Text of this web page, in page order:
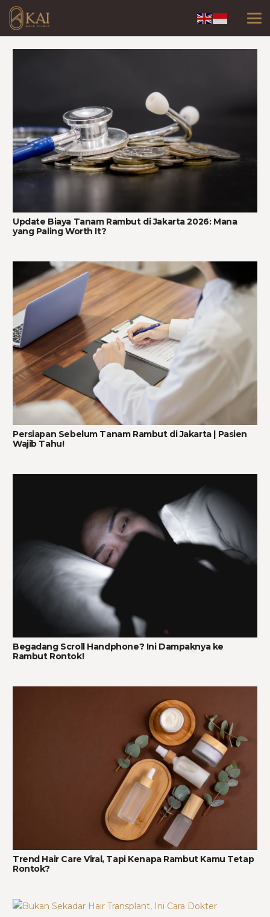
Update Biaya Tanam Rambut di Jakarta 2026: Mana
yang Paling Worth It?
Persiapan Sebelum Tanam Rambut di Jakarta | Pasien
Wajib Tahu!
Begadang Scroll Handphone? Ini Dampaknya ke
Rambut Rontok!
Trend Hair Care Viral, Tapi Kenapa Rambut Kamu Tetap
Rontok?